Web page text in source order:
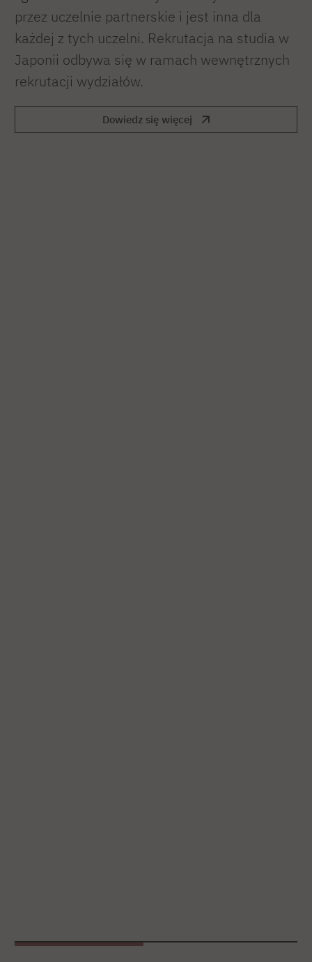
przez uczelnie partnerskie i jest inna dla
każdej z tych uczelni. Rekrutacja na studia w
Japonii odbywa się w ramach wewnętrznych
rekrutacji wydziałów.
Dowiedz się więcej